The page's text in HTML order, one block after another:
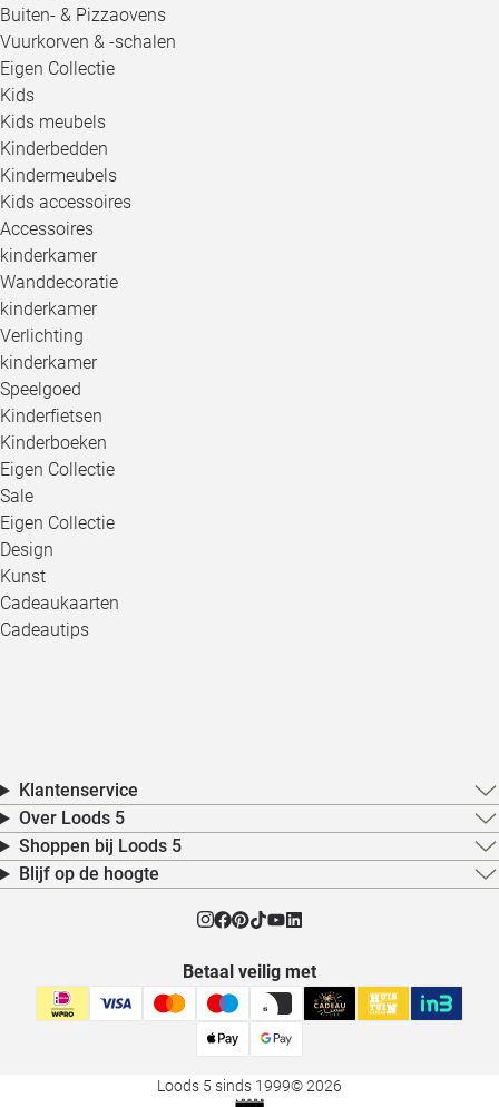
Buiten- & Pizzaovens
Vuurkorven & -schalen
Eigen Collectie
Kids
Kids meubels
Kinderbedden
Kindermeubels
Kids accessoires
Accessoires
kinderkamer
Wanddecoratie
kinderkamer
Verlichting
kinderkamer
Speelgoed
Kinderfietsen
Kinderboeken
Eigen Collectie
Sale
Eigen Collectie
Design
Kunst
Cadeaukaarten
Cadeautips
Klantenservice
Over Loods 5
Shoppen bij Loods 5
Blijf op de hoogte
Betaal veilig met
Loods 5 sinds 1999© 2026